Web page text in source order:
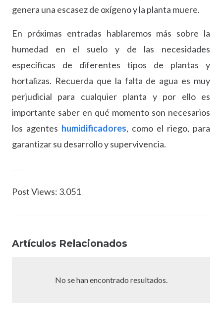
genera una escasez de oxígeno y la planta muere.
En próximas entradas hablaremos más sobre la
humedad en el suelo y de las necesidades
específicas de diferentes tipos de plantas y
hortalizas. Recuerda que la falta de agua es muy
perjudicial para cualquier planta y por ello es
importante saber en qué momento son necesarios
los agentes humidificadores, como el riego, para
garantizar su desarrollo y supervivencia.
Post Views: 3.051
Artículos Relacionados
No se han encontrado resultados.